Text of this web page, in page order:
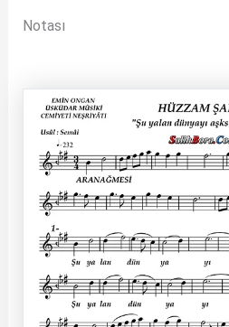
Notası